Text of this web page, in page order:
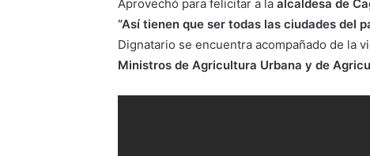
Aprovechó para felicitar a laalcaldesa de
“Así tienen que ser todas las ciudades del
Dignatario se encuentra acompañado de la
Ministros de Agricultura Urbana y de